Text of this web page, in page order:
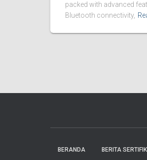
packed with advanced
Bluetooth connectivity,
BERANDA BERITA